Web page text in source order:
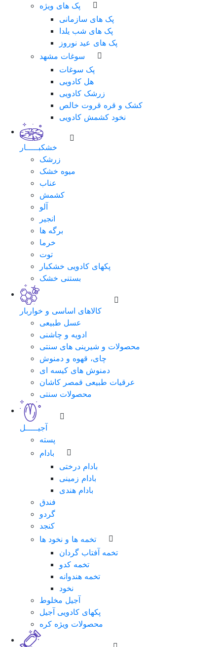
پک های ویژه
پک های سازمانی
پک های شب یلدا
پک های عید نوروز
سوغات مشهد
پک سوغات
هل کادویی
زرشک کادویی
کشک و قره قروت خالص
نخود کشمش کادویی
خشکبـــــار
زرشک
میوه خشک
عناب
کشمش
آلو
انجیر
برگه ها
خرما
توت
پکهای کادویی خشکبار
بستنی خشک
کالاهای اساسی و خواربار
عسل طبیعی
ادویه و چاشنی
محصولات و شیرینی های سنتی
چای، قهوه و دمنوش
دمنوش های کیسه ای
عرقیات طبیعی قمصر کاشان
محصولات سنتی
آجیـــــل
پسته
بادام
بادام درختی
بادام زمینی
بادام هندی
فندق
گردو
کنجد
تخمه ها و نخود ها
تخمه آفتاب گردان
تخمه کدو
تخمه هندوانه
نخود
آجیل مخلوط
پکهای کادویی آجیل
محصولات ویژه کره